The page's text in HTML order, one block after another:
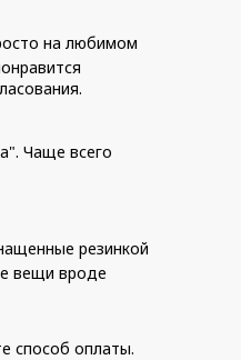
на любимом
Чаще всего
резинкой
вещи вроде
способ оплаты.